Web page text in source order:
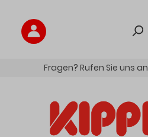
Fragen? Rufen Sie uns an